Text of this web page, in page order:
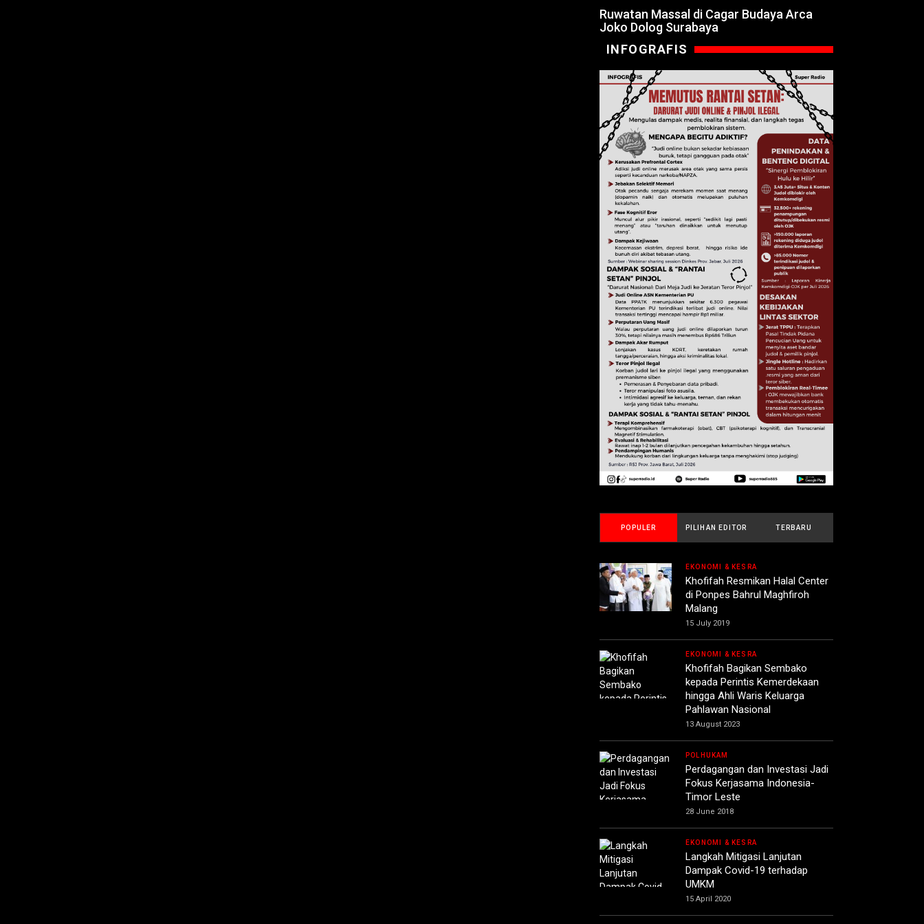
Ruwatan Massal di Cagar Budaya Arca
Joko Dolog Surabaya
INFOGRAFIS
POPULER PILIHAN EDITOR TERBARU
EKONOMI & KESRA
Khofifah Resmikan Halal Center
di Ponpes Bahrul Maghfiroh
Malang
15 July 2019
EKONOMI & KESRA
Khofifah Bagikan Sembako
kepada Perintis Kemerdekaan
hingga Ahli Waris Keluarga
Pahlawan Nasional
13 August 2023
POLHUKAM
Perdagangan dan Investasi Jadi
Fokus Kerjasama Indonesia-
Timor Leste
28 June 2018
EKONOMI & KESRA
Langkah Mitigasi Lanjutan
Dampak Covid-19 terhadap
UMKM
15 April 2020